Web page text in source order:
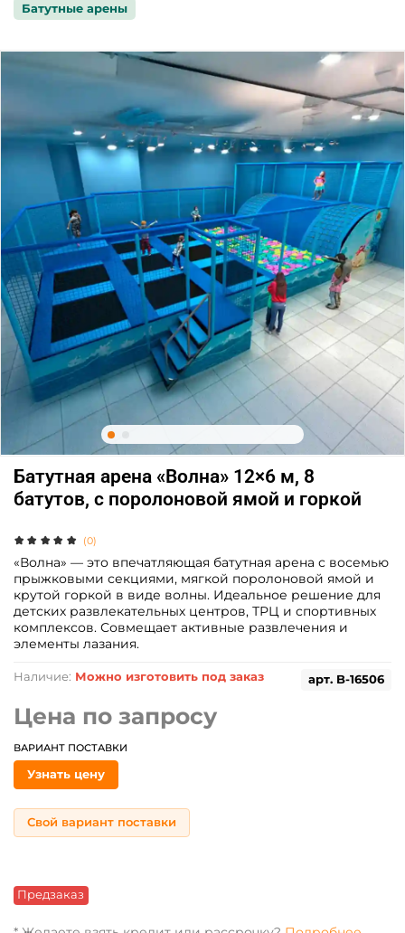
Батутные арены
(0)
арт. B-16506
Наличие: Можно изготовить под заказ
Предзаказ
Батутная арена «Волна» 12×6 м, 8
батутов, с поролоновой ямой и горкой
Цена по запросу
ВАРИАНТ ПОСТАВКИ
Узнать цену
Свой вариант поставки
«Волна» — это впечатляющая батутная арена с восемью
прыжковыми секциями, мягкой поролоновой ямой и
крутой горкой в виде волны. Идеальное решение для
детских развлекательных центров, ТРЦ и спортивных
комплексов. Совмещает активные развлечения и
элементы лазания.